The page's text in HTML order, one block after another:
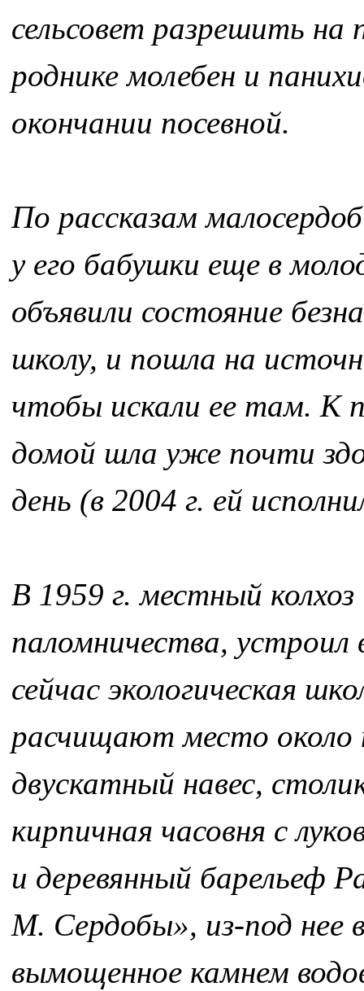
сельсовет разрешить
роднике молебен и
окончании посевной.
По рассказам
у его бабушки еще в
объявили состояние
школу, и пошла на
чтобы искали ее там. К
домой шла уже почти
день (в 2004 г. ей
В 1959 г. местный
паломничества, устроил
сейчас экологическая
расчищают место около
двускатный навес,
кирпичная часовня с
и деревянный барельеф
М. Сердобы», из-под нее
вымощенное камнем